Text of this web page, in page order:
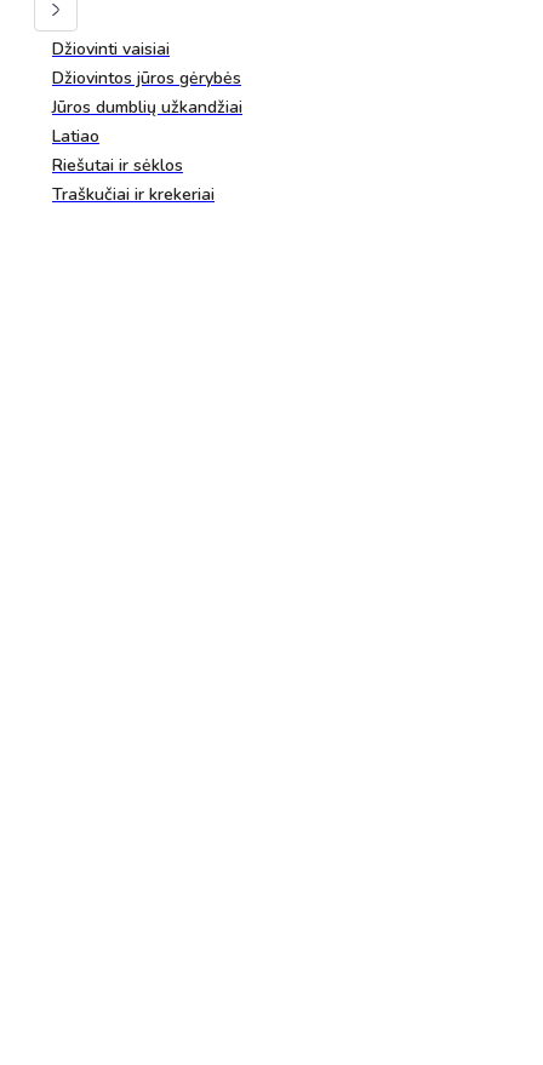
Džiovinti vaisiai
Džiovintos jūros gėrybės
Jūros dumblių užkandžiai
Latiao
Riešutai ir sėklos
Traškučiai ir krekeriai